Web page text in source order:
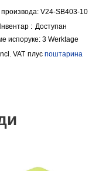
V24-SB403-10
: Доступан
испоруке: 3 Werktage
VAT плус поштарина